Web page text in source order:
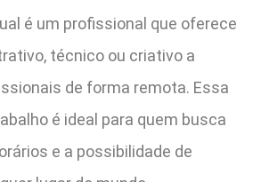
é um profissional que oferece
técnico ou criativo a
de forma remota. Essa
é ideal para quem busca
e a possibilidade de